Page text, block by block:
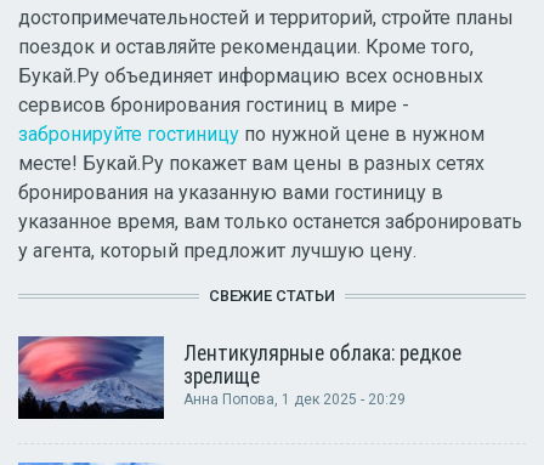
достопримечательностей и территорий, стройте планы
поездок и оставляйте рекомендации. Кроме того,
Букай.Ру объединяет информацию всех основных
сервисов бронирования гостиниц в мире -
забронируйте гостиницу по нужной цене в нужном
месте! Букай.Ру покажет вам цены в разных сетях
бронирования на указанную вами гостиницу в
указанное время, вам только останется забронировать
у агента, который предложит лучшую цену.
СВЕЖИЕ СТАТЬИ
Лентикулярные облака: редкое
зрелище
Анна Попова, 1 дек 2025 - 20:29